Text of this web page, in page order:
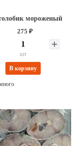
мороженый
275 ₽
шт
В корзину